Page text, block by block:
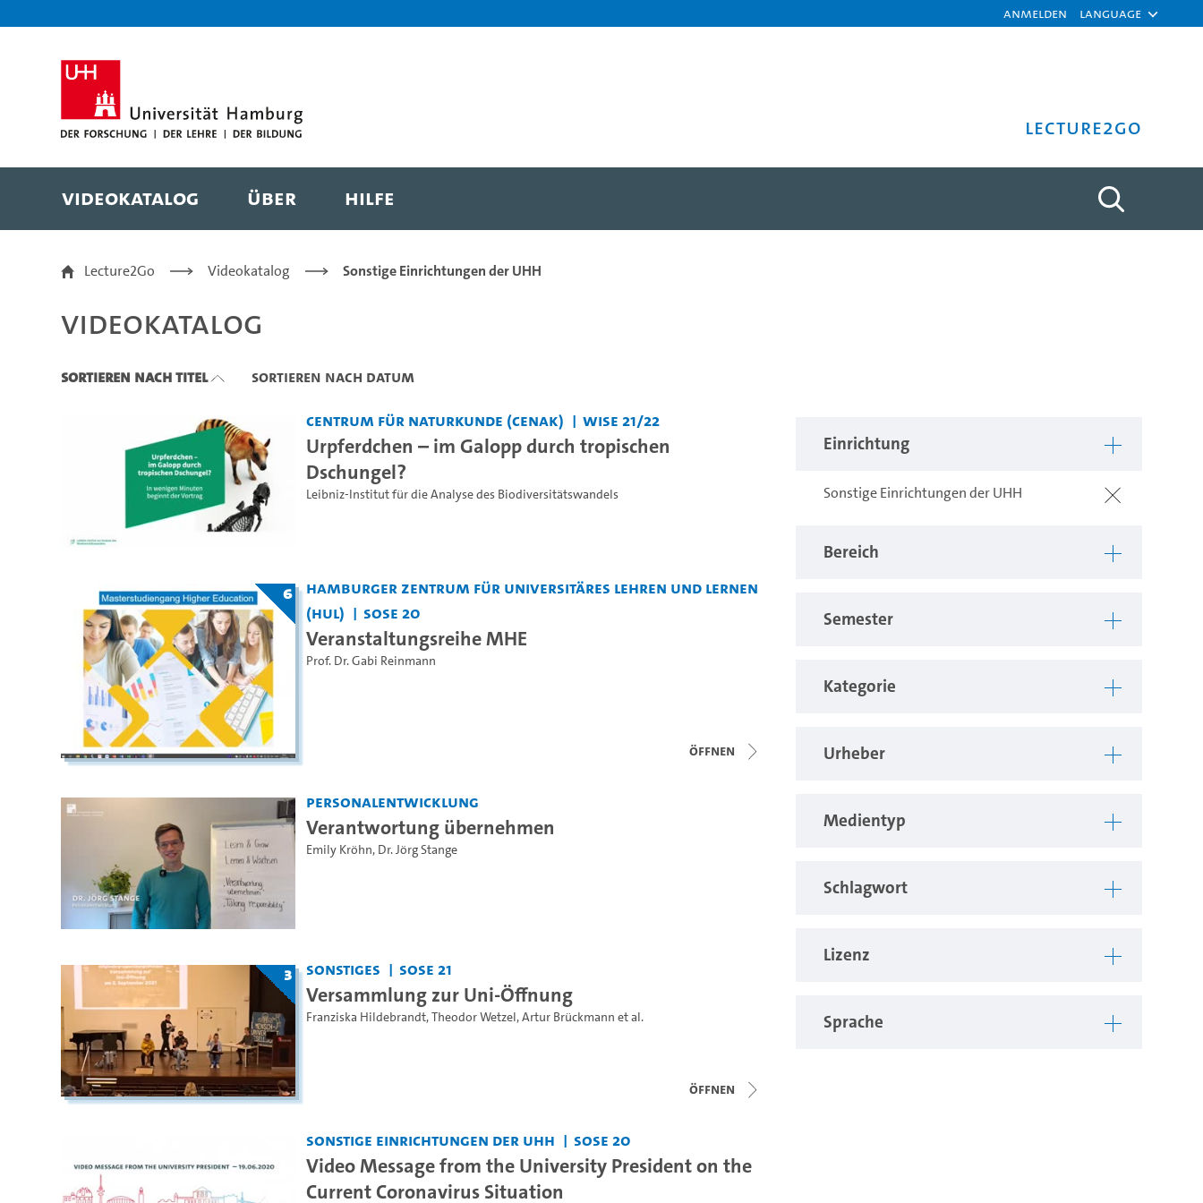
Anmelden Language
Lecture2Go
Videokatalog Über Hilfe
Videokatalog
Lecture2Go Videokatalog Sonstige Einrichtungen der UHH
Videokatalog
Sortieren nach Titel Sortieren nach Datum
Einrichtung
Sonstige Einrichtungen der UHH
Bereich
Semester
Kategorie
Urheber
Medientyp
Schlagwort
Lizenz
Sprache
Centrum für Naturkunde (CeNak) WiSe 21/22
Urpferdchen – im Galopp durch tropischen
Dschungel?
Leibniz-Institut für die Analyse des Biodiversitätswandels
6
Hamburger Zentrum für Universitäres Lehren und Lernen
(HUL)
SoSe 20
Veranstaltungsreihe MHE
Prof. Dr. Gabi Reinmann
Öffnen
Personalentwicklung
Verantwortung übernehmen
Emily Kröhn, Dr. Jörg Stange
3 Sonstiges SoSe 21
Versammlung zur Uni-Öffnung
Franziska Hildebrandt,Theodor Wetzel,Artur Brückmann et al.
Öffnen
Sonstige Einrichtungen der UHH SoSe 20
Video Message from the University President on the
Current Coronavirus Situation